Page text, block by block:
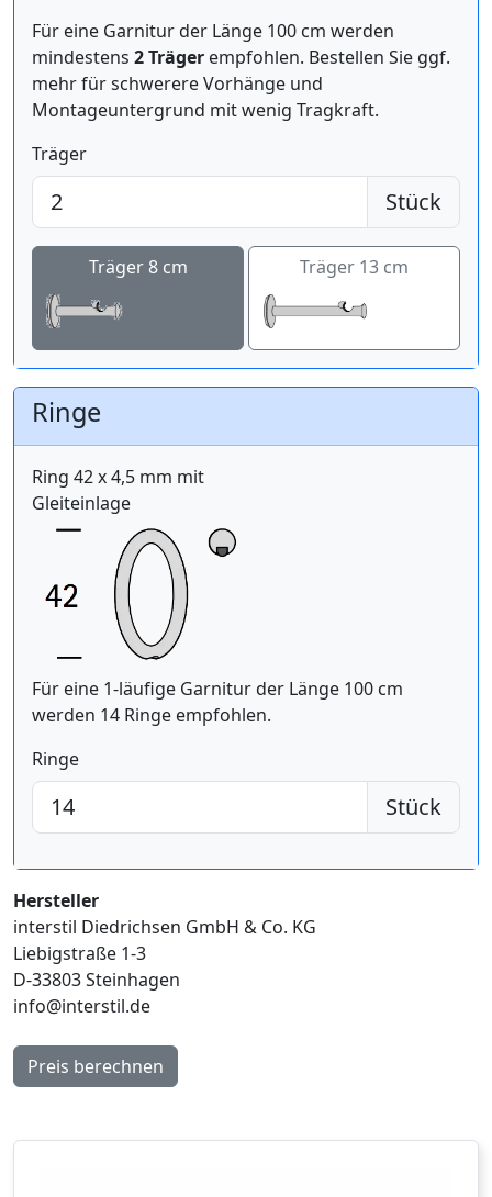
Für eine Garnitur der Länge 100 cm werden
mindestens 2 Träger empfohlen. Bestellen Sie ggf.
mehr für schwerere Vorhänge und
Montageuntergrund mit wenig Tragkraft.
Träger
Stück
Träger 8 cm Träger 13 cm
Ringe
Ring 42 x 4,5 mm mit
Gleiteinlage
Für eine 1-läufige Garnitur der Länge 100 cm
werden 14 Ringe empfohlen.
Ringe
Stück
Hersteller
interstil Diedrichsen GmbH & Co. KG
Liebigstraße 1-3
D-33803 Steinhagen
info@interstil.de
Preis berechnen